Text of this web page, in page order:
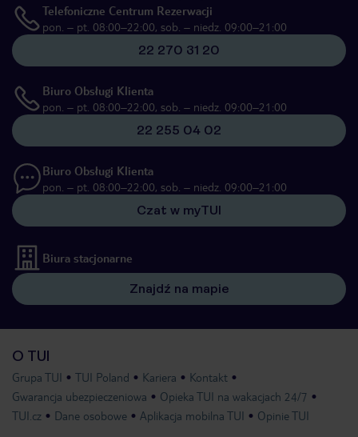
Telefoniczne Centrum Rezerwacji
pon. – pt. 08:00–22:00, sob. – niedz. 09:00–21:00
22 270 31 20
Biuro Obsługi Klienta
pon. – pt. 08:00–22:00, sob. – niedz. 09:00–21:00
22 255 04 02
Biuro Obsługi Klienta
pon. – pt. 08:00–22:00, sob. – niedz. 09:00–21:00
Czat w myTUI
Biura stacjonarne
Znajdź na mapie
O TUI
Grupa TUI TUI Poland Kariera
Kontakt
Gwarancja ubezpieczeniowa
Opieka TUI na wakacjach 24/7
TUI.cz
Dane osobowe Aplikacja mobilna TUI Opinie TUI